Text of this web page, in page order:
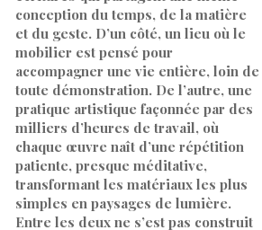
conception du temps, de la matière
et du geste. D’un côté, un lieu où le
mobilier est pensé pour
accompagner une vie entière, loin de
toute démonstration. De l’autre, une
pratique artistique façonnée par des
milliers d’heures de travail, où
chaque œuvre naît d’une répétition
patiente, presque méditative,
transformant les matériaux les plus
simples en paysages de lumière.
Entre les deux ne s’est pas construit